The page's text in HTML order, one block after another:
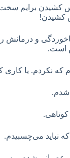
کشیدن برایم
کشیدن!
و درمانش
است.
که نکردم. یا کاری
شدم.
کوتاهی.
نباید می‌چسبیدم.